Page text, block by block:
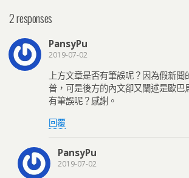
2 responses
PansyPu
2019-07-02
上方文章是否有筆誤呢？因為假新
普，可是後方的內文卻又闡述是歐巴
有筆誤呢？感謝。
回覆
PansyPu
2019-07-02